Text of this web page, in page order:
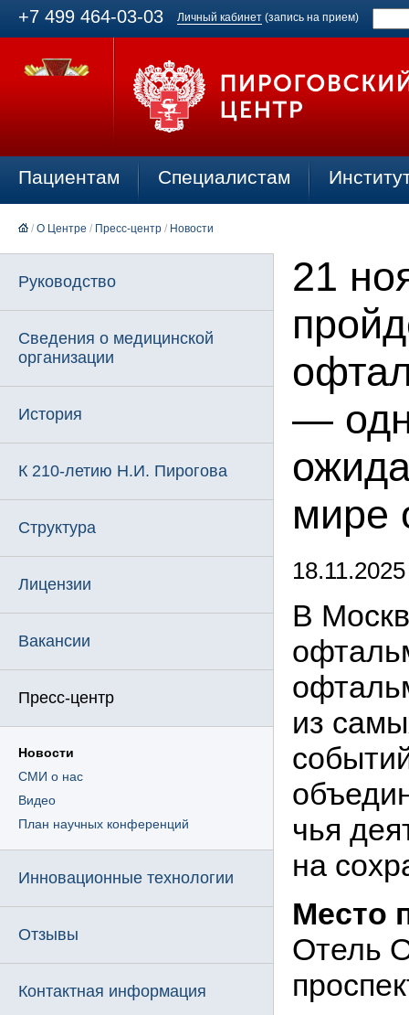
+7 499 464-03-03 Личный кабинет (запись на прием)
Пациентам Специалистам
/ О Центре / Пресс-центр / Новости
Руководство
Сведения о медицинской
организации
История
К 210-летию Н.И. Пирогова
Структура
Лицензии
Вакансии
Пресс-центр
Новости
СМИ о нас
Видео
План научных конференций
Инновационные технологии
Отзывы
Контактная информация
21
—
мире
18.11.2025
В
из
чья
на
Место
Отель